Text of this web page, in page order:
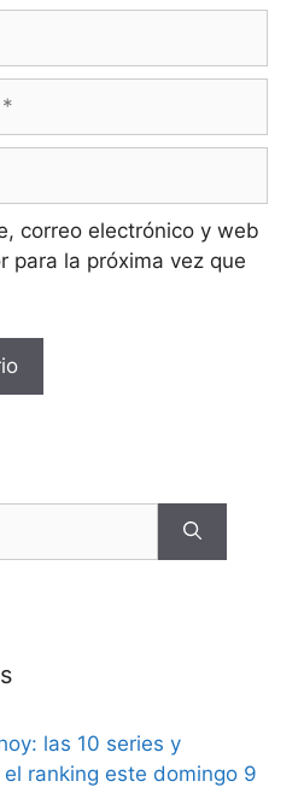
correo electrónico y web
para la próxima vez que
las 10 series y
ranking este domingo 9